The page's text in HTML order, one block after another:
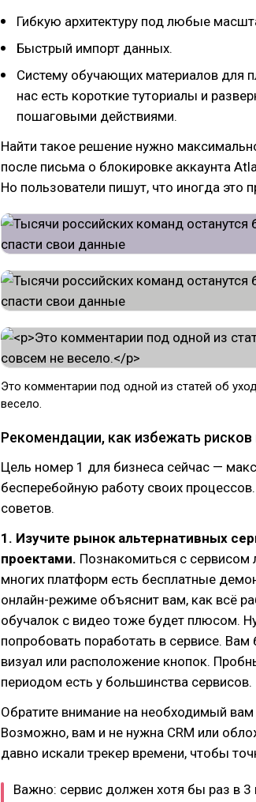
Гибкую архитектуру под любые
Быстрый импорт данных.
Систему обучающих материалов для
нас есть короткие туториалы и
пошаговыми действиями.
Найти такое решение нужно
после письма о блокировке аккаунта
Но пользователи пишут, что иногда это
Это комментарии под одной из статей об
весело.
Рекомендации, как избежать рисков
Цель номер 1 для бизнеса сейчас —
бесперебойную работу своих
советов.
1. Изучите рынок альтернативных
проектами. Познакомиться с сервисом
многих платформ есть бесплатные
онлайн-режиме объяснит вам, как всё
обучалок с видео тоже будет плюсом.
попробовать поработать в сервисе.
визуал или расположение кнопок.
периодом есть у большинства сервисов.
Обратите внимание на необходимый
Возможно, вам и не нужна CRM или
давно искали трекер времени, чтобы
Важно: сервис должен хотя бы раз в 3